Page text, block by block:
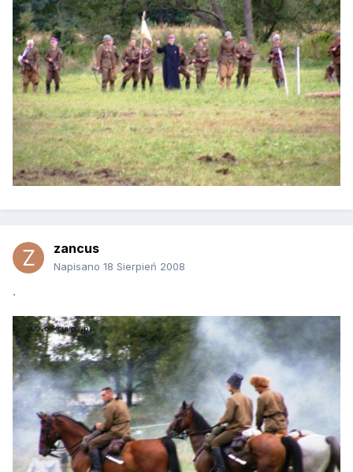
zancus
Napisano 18 Sierpień 2008
`